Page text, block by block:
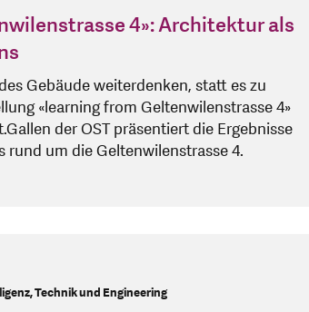
4»: Architektur als
Gebäude weiterdenken, statt es zu
«learning from Geltenwilenstrasse 4»
der OST präsentiert die Ergebnisse
rund um die Geltenwilenstrasse 4.
Technik und Engineering